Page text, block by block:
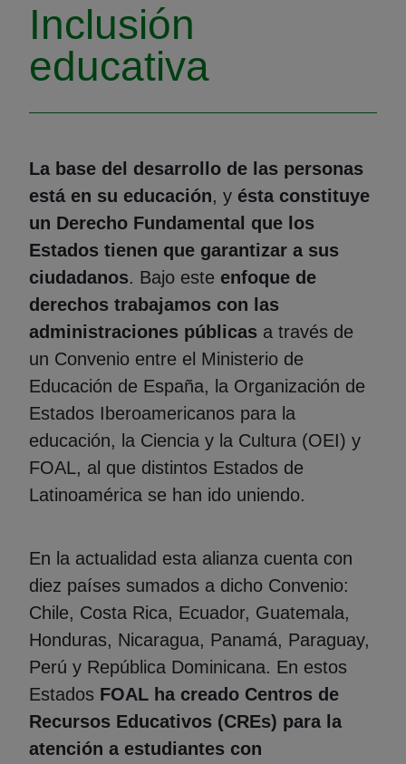
Inclusión
educativa
La base del desarrollo de las personas
está en su educación, y ésta constituye
un Derecho Fundamental que los
Estados tienen que garantizar a sus
ciudadanos. Bajo este enfoque de
derechos trabajamos con las
administraciones públicas a través de
un Convenio entre el Ministerio de
Educación de España, la Organización de
Estados Iberoamericanos para la
educación, la Ciencia y la Cultura (OEI) y
FOAL, al que distintos Estados de
Latinoamérica se han ido uniendo.
En la actualidad esta alianza cuenta con
diez países sumados a dicho Convenio:
Chile, Costa Rica, Ecuador, Guatemala,
Honduras, Nicaragua, Panamá, Paraguay,
Perú y República Dominicana. En estos
Estados FOAL ha creado Centros de
Recursos Educativos (CREs) para la
atención a estudiantes con